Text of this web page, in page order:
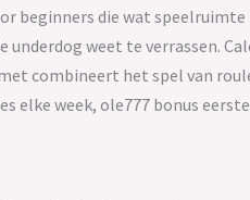
beginners die wat
underdog weet te verrassen.
combineert het spel van
elke week, ole777 bonus